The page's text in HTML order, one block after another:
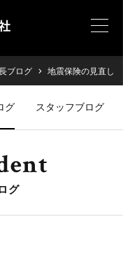
ブログ 地震保険の見直し
グ スタッフブログ
グ